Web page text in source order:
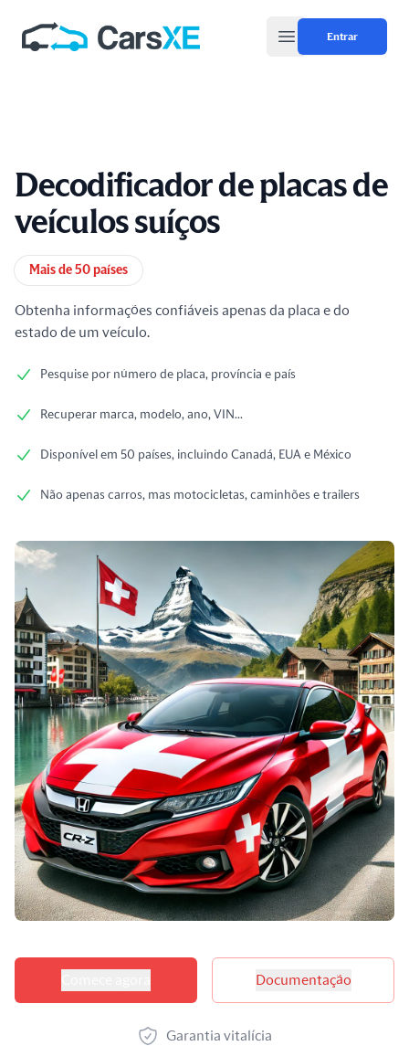
Open main menu
Entrar
Decodificador de placas de
veículos suíços
Informações do produto
Mais de 50 países
Obtenha informações confiáveis apenas da placa e do
estado de um veículo.
Pesquise por número de placa, província e país
Recuperar marca, modelo, ano, VIN...
Disponível em 50 países, incluindo Canadá, EUA e México
Não apenas carros, mas motocicletas, caminhões e trailers
Opções de produtos
Documentação
Garantia vitalícia